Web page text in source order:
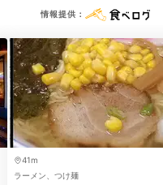
報を表示しています。
情報提供：
41m
ラーメン、つけ麺